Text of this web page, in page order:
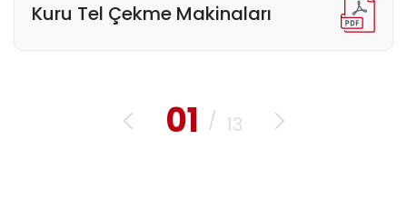
Kuru Tel Çekme Makinaları
01 / 13